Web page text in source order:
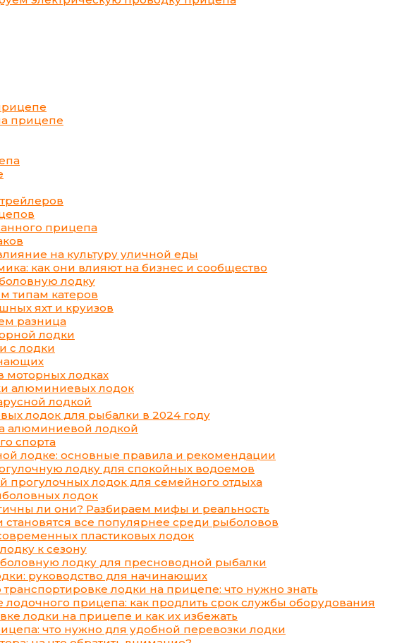
прицепе
прицепа
на культуру уличной еды
как они влияют на бизнес и сообщество
лодку
типам катеров
яхт и круизов
разница
лодки
с лодки
моторных лодках
алюминиевых лодок
лодкой
лодок для рыбалки в 2024 году
алюминиевой лодкой
спорта
лодке: основные правила и рекомендации
лодку для спокойных водоемов
прогулочных лодок для семейного отдыха
лодок
ли они? Разбираем мифы и реальность
все популярнее среди рыболовов
пластиковых лодок
к сезону
лодку для пресноводной рыбалки
руководство для начинающих
лодки на прицепе: что нужно знать
лодочного прицепа: как продлить срок службы оборудования
лодки на прицепе и как их избежать
что нужно для удобной перевозки лодки